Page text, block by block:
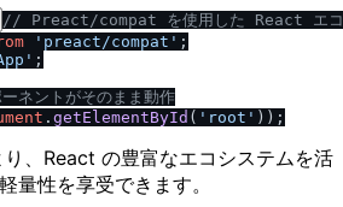
/ / Preact /compat を使用した React エコ
'preact /compat'
;
ネントがそのまま動作
. getElementById ( 'root'
、React の豊富なエコシステムを活
量性を享受できます。